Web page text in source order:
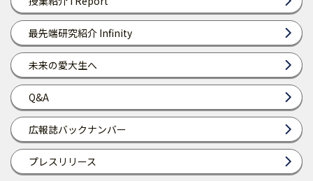
最先端研究紹介 Infinity
未来の愛大生へ
Q&A
広報誌バックナンバー
プレスリリース